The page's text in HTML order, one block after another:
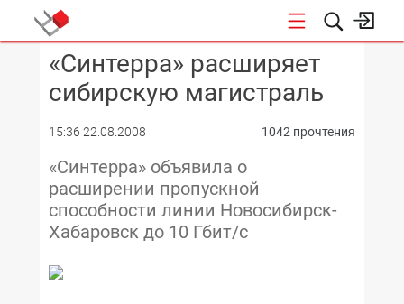
КОНФЕРЕНЦИИ
«Синтерра» расширяет
сибирскую магистраль
15:36 22.08.2008 1042 прочтения
«Синтерра» объявила о
расширении пропускной
способности линии Новосибирск-
Хабаровск до 10 Гбит/с